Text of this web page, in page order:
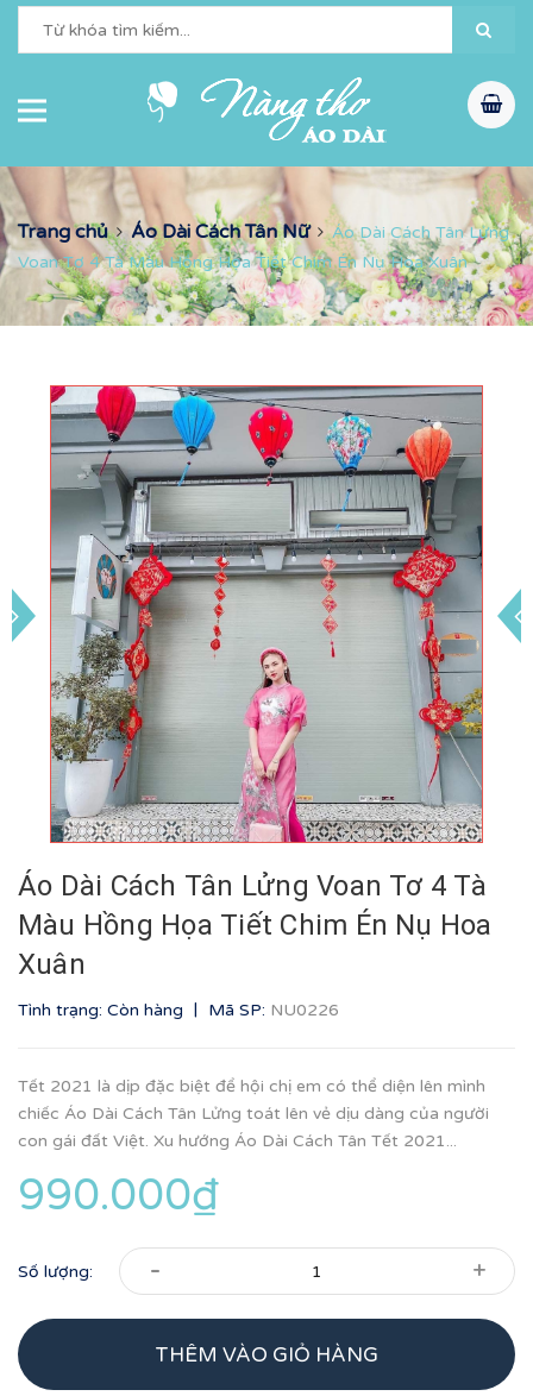
Trang chủ Áo Dài Cách Tân Nữ
Áo Dài Cách Tân Lửng
Voan Tơ 4 Tà Màu Hồng Họa Tiết Chim Én Nụ Hoa Xuân
Áo Dài Cách Tân Lửng Voan Tơ 4 Tà
Màu Hồng Họa Tiết Chim Én Nụ Hoa
Xuân
Tình trạng: Còn hàng | Mã SP: NU0226
Tết 2021 là dịp đặc biệt để hội chị em có thể diện lên mình
chiếc Áo Dài Cách Tân Lửng toát lên vẻ dịu dàng của người
con gái đất Việt. Xu hướng Áo Dài Cách Tân Tết 2021...
990.000₫
Số lượng: - +
THÊM VÀO GIỎ HÀNG